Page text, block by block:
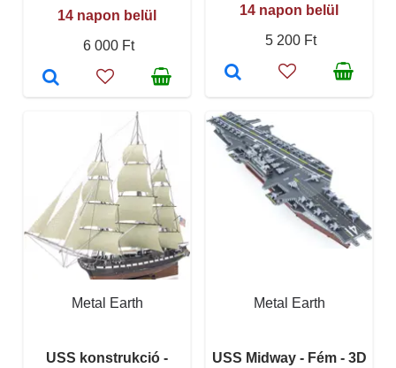
14 napon belül
6 000 Ft
14 napon belül
5 200 Ft
Metal Earth
USS konstrukció -
Metal Earth
USS Midway - Fém - 3D